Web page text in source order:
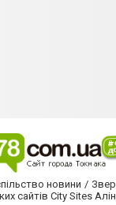
новини
сайтів City Sites